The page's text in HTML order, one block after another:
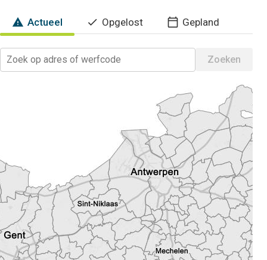
warning Actueel check Opgelost calendar_today Gepland
Zoeken